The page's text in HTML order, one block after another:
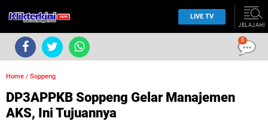
LIVE TV
JELAJAHI
Home / Soppeng
DP3APPKB Soppeng Gelar Manajemen
AKS, Ini Tujuannya
0